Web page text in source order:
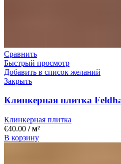
Сравнить
Быстрый просмотр
Добавить в список желаний
Закрыть
Клинкерная плитка
Клинкерная плитка
€40.00 / м²
В корзину